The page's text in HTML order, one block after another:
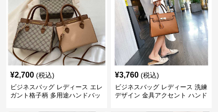
¥2,700 (税込)
ビジネスバッグ レディース エレ
ガント格子柄 多用途ハンドバッ
¥3,760 (税込)
ビジネスバッグ レディース 洗練
デザイン 金具アクセント ハンド